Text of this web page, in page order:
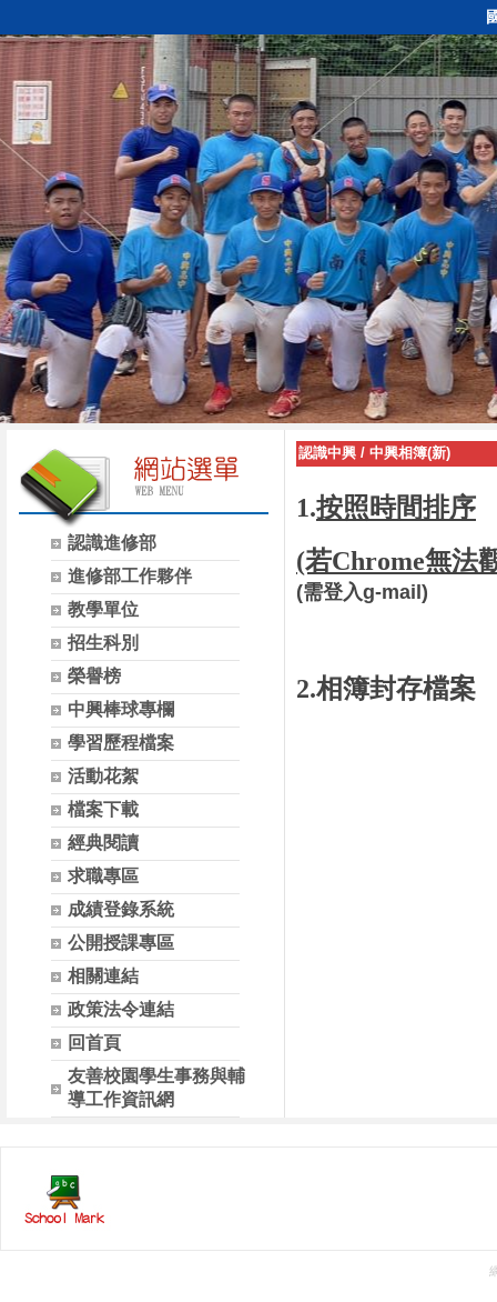
認識進修部
進修部工作夥伴
教學單位
招生科別
榮譽榜
中興棒球專欄
學習歷程檔案
活動花絮
檔案下載
經典閱讀
求職專區
成績登錄系統
公開授課專區
相關連結
政策法令連結
回首頁
友善校園學生事務與輔
導工作資訊網
認識中興 / 中興相簿(新)
1.按照時間排序
(若Chrome無法
(需登入g-mail)
2.相簿封存檔案